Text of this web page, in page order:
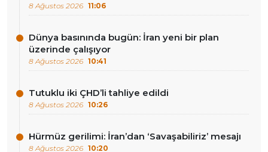
8 Ağustos 2026 11:06
Dünya basınında bugün: İran yeni bir plan
üzerinde çalışıyor
8 Ağustos 2026 10:41
Tutuklu iki ÇHD’li tahliye edildi
8 Ağustos 2026 10:26
Hürmüz gerilimi: İran’dan ‘Savaşabiliriz’ mesajı
8 Ağustos 2026 10:20